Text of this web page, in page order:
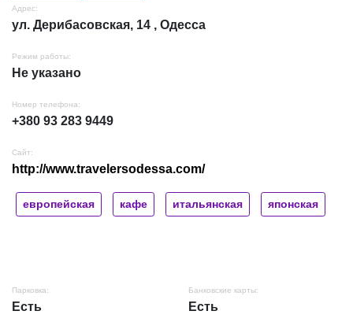
Адрес:
ул. Дерибасовская, 14 , Одесса
Режим работы:
Не указано
Номер телефона:
+380 93 283 9449
Сайт:
http://www.travelersodessa.com/
европейская кафе итальянская японская
Парковка:
Есть
Банковские карты:
Есть